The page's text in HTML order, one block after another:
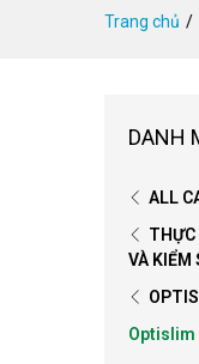
Trang chủ /
DANH
ALL
THỰC
VÀ KIỂM
Optislim